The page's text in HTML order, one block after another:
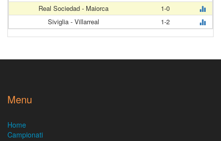
Real Sociedad - Maiorca
1-0
Siviglia - Villarreal
1-2
Menu
Home
Campionati